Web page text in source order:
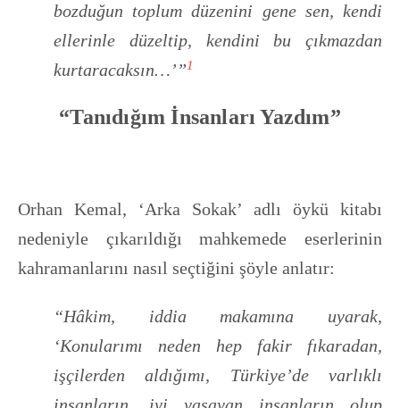
bozduğun toplum düzenini gene sen, kendi
ellerinle düzeltip, kendini bu çıkmazdan
kurtaracaksın…’”1
“Tanıdığım İnsanları Yazdım”
Orhan Kemal, ‘Arka Sokak’ adlı öykü kitabı
nedeniyle çıkarıldığı mahkemede eserlerinin
kahramanlarını nasıl seçtiğini şöyle anlatır:
“Hâkim, iddia makamına uyarak,
‘Konularımı neden hep fakir fıkaradan,
işçilerden aldığımı, Türkiye’de varlıklı